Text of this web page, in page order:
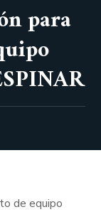
para
de equipo